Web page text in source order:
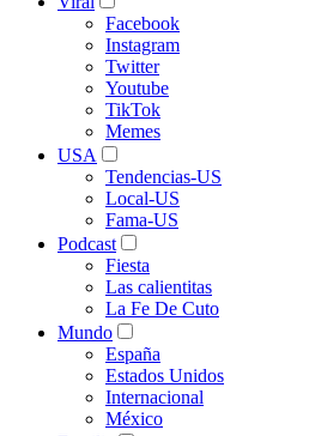
Facebook
Instagram
Twitter
Youtube
TikTok
Memes
USA
Tendencias-US
Local-US
Fama-US
Podcast
Fiesta
Las calientitas
La Fe De Cuto
Mundo
España
Estados Unidos
Internacional
México